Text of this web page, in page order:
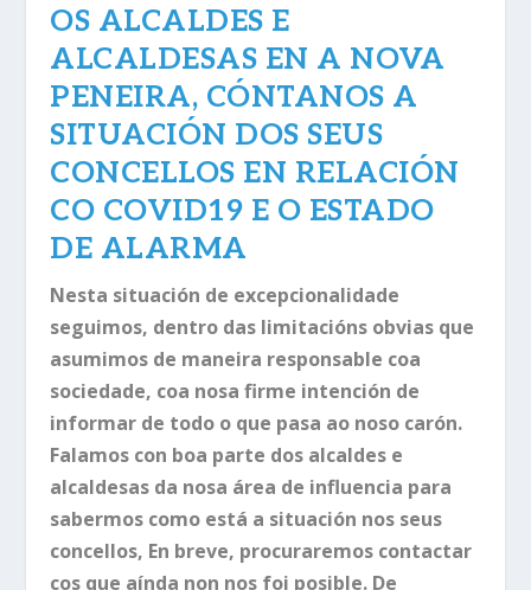
OS ALCALDES E
ALCALDESAS EN A NOVA
PENEIRA, CÓNTANOS A
SITUACIÓN DOS SEUS
CONCELLOS EN RELACIÓN
CO COVID19 E O ESTADO
DE ALARMA
Nesta situación de excepcionalidade
seguimos, dentro das limitacións obvias que
asumimos de maneira responsable coa
sociedade, coa nosa firme intención de
informar de todo o que pasa ao noso carón.
Falamos con boa parte dos alcaldes e
alcaldesas da nosa área de influencia para
sabermos como está a situación nos seus
concellos, En breve, procuraremos contactar
cos que aínda non nos foi posible. De